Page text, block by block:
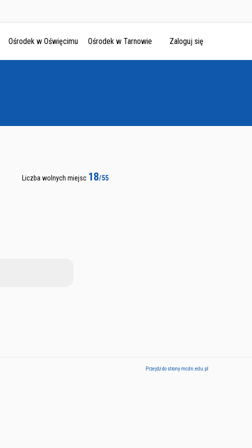
Ośrodek w Oświęcimu Ośrodek w Tarnowie Zaloguj się
Liczba wolnych miejsc 18/55
Przejdź do strony mcdn.edu.pl